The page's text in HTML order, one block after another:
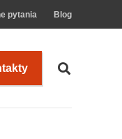
pytania Blog